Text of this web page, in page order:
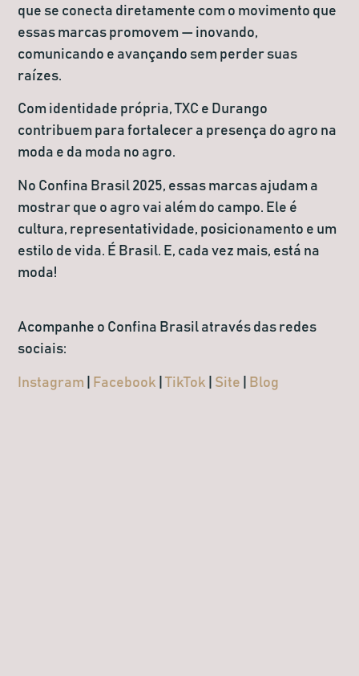
que se conecta diretamente com o movimento que
essas marcas promovem — inovando,
comunicando e avançando sem perder suas
raízes.
Com identidade própria, TXC e Durango
contribuem para fortalecer a presença do agro na
moda e da moda no agro.
No Confina Brasil 2025, essas marcas ajudam a
mostrar que o agro vai além do campo. Ele é
cultura, representatividade, posicionamento e um
estilo de vida. É Brasil. E, cada vez mais, está na
moda!
Acompanhe o Confina Brasil através das redes
sociais:
Instagram Facebook |TikTok Site Blog